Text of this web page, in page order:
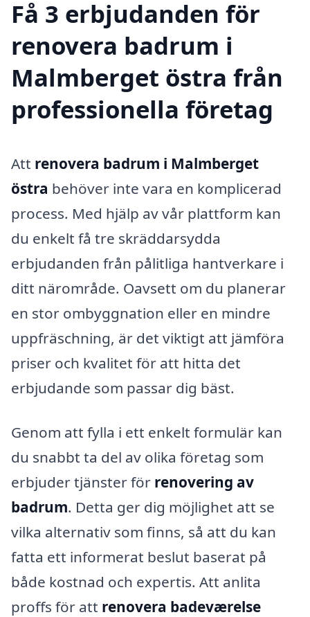
Få 3 erbjudanden för
renovera badrum i
Malmberget östra från
professionella företag
Att renovera badrum i Malmberget
östra behöver inte vara en komplicerad
process. Med hjälp av vår plattform kan
du enkelt få tre skräddarsydda
erbjudanden från pålitliga hantverkare i
ditt närområde. Oavsett om du planerar
en stor ombyggnation eller en mindre
uppfräschning, är det viktigt att jämföra
priser och kvalitet för att hitta det
erbjudande som passar dig bäst.
Genom att fylla i ett enkelt formulär kan
du snabbt ta del av olika företag som
erbjuder tjänster för renovering av
badrum. Detta ger dig möjlighet att se
vilka alternativ som finns, så att du kan
fatta ett informerat beslut baserat på
både kostnad och expertis. Att anlita
proffs för att renovera badeværelse